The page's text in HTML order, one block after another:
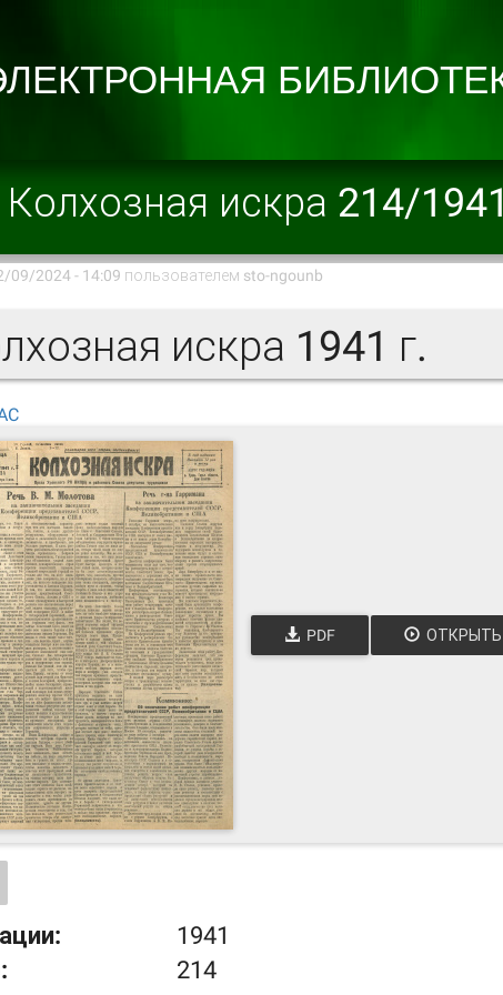
Колхозная искра 214/1941
09/2024 - 14:09 пользователем sto-ngounb
искра 1941 г.
PDF ОТКРЫТЬ
1941
214